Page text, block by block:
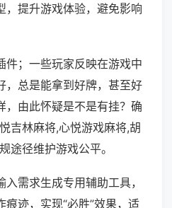
，提升游戏体验，避免影响
件；一些玩家反映在游戏中
，总是能拿到好牌，甚至好
，由此怀疑是不是有挂？确
吉林麻将,心悦游戏麻将,胡
途径维护游戏公平。
需求生成专用辅助工具，
迹，实现“必胜”效果，适